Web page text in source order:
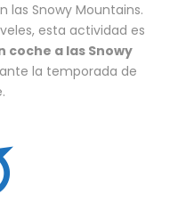
Snowy Mountains.
esta actividad es
coche a las Snowy
la temporada de